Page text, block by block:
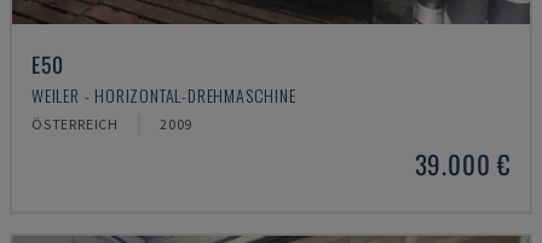
E50
WEILER - HORIZONTAL-DREHMASCHINE
ÖSTERREICH 2009
39.000 €